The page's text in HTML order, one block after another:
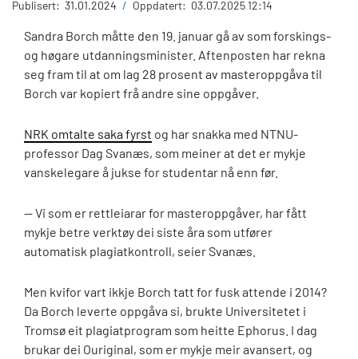
Publisert: 31.01.2024 / Oppdatert: 03.07.2025 12:14
Sandra Borch måtte den 19. januar gå av som forskings-
og høgare utdanningsminister. Aftenposten har rekna
seg fram til at om lag 28 prosent av masteroppgåva til
Borch var kopiert frå andre sine oppgåver.
NRK omtalte saka fyrst og har snakka med NTNU-
professor Dag Svanæs, som meiner at det er mykje
vanskelegare å jukse for studentar nå enn før.
— Vi som er rettleiarar for masteroppgåver, har fått
mykje betre verktøy dei siste åra som utfører
automatisk plagiatkontroll, seier Svanæs.
Men kvifor vart ikkje Borch tatt for fusk attende i 2014?
Da Borch leverte oppgåva si, brukte Universitetet i
Tromsø eit plagiatprogram som heitte Ephorus. I dag
brukar dei Ouriginal, som er mykje meir avansert, og